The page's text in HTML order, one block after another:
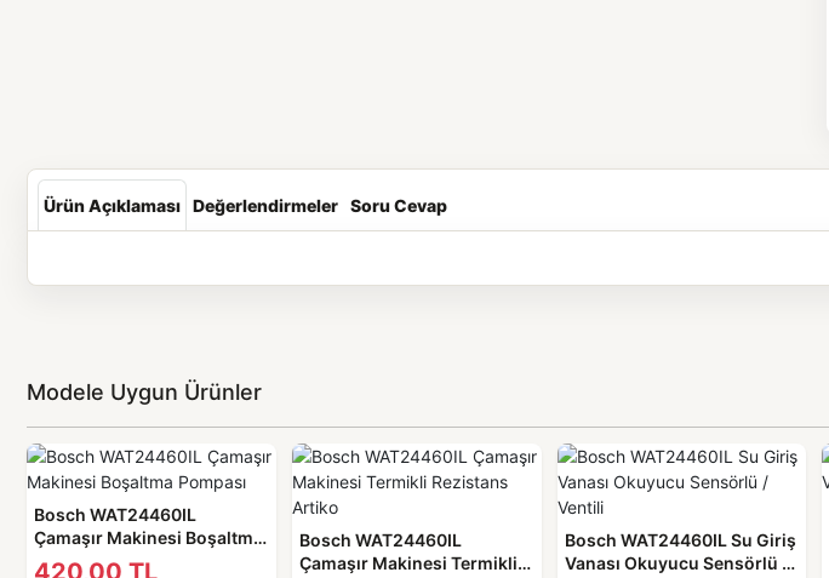
Ürün Açıklaması Değerlendirmeler Soru Cevap
Modele Uygun Ürünler
Bosch WAT24460IL
Çamaşır Makinesi Boşaltma
Pompası
420,00 TL
Bosch WAT24460IL
Çamaşır Makinesi Termikli
Bosch WAT24460IL Su Giriş
Vanası Okuyucu Sensörlü /